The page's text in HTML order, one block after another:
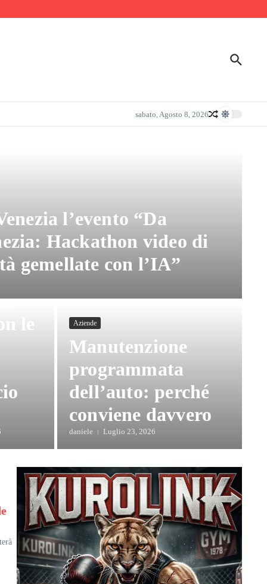
sabato, Agosto 8, 2026
l’evento “Da
Hackathon video di
gemellate con l’IA”
le
Aziende
Manutenzione
programmata
dell’auto: perché
conviene davvero
daniele Luglio 23, 2026